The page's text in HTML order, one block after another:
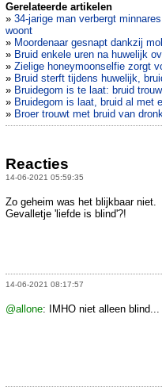
Gerelateerde artikelen
» 34-jarige man verbergt
woont
» Moordenaar gesnapt dankzij
» Bruid enkele uren na huwelijk
» Zielige honeymoonselfie zorgt
» Bruid sterft tijdens huwelijk,
» Bruidegom is te laat: bruid
» Bruidegom is laat, bruid al met
» Broer trouwt met bruid van
Reacties
14-06-2021 05:59:35
Zo geheim was het blijkbaar niet.
Gevalletje 'liefde is blind'?!
14-06-2021 08:17:57
@allone: IMHO niet alleen blind...